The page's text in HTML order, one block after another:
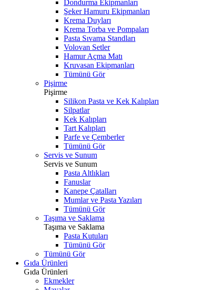
Dondurma Ekipmanları
Şeker Hamuru Ekipmanları
Krema Duyları
Krema Torba ve Pompaları
Pasta Sıvama Standları
Volovan Setler
Hamur Açma Matı
Kruvasan Ekipmanları
Tümünü Gör
Pişirme
Pişirme
Silikon Pasta ve Kek Kalıpları
Silpatlar
Kek Kalıpları
Tart Kalıpları
Parfe ve Çemberler
Tümünü Gör
Servis ve Sunum
Servis ve Sunum
Pasta Altlıkları
Fanuslar
Kanepe Çatalları
Mumlar ve Pasta Yazıları
Tümünü Gör
Taşıma ve Saklama
Taşıma ve Saklama
Pasta Kutuları
Tümünü Gör
Tümünü Gör
Gıda Ürünleri
Gıda Ürünleri
Ekmekler